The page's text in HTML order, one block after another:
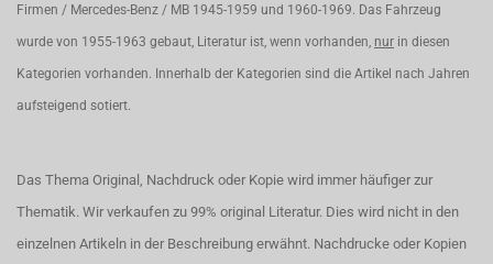
Firmen / Mercedes-Benz / MB 1945-1959 und 1960-1969. Das Fahrzeug
wurde von 1955-1963 gebaut, Literatur ist, wenn vorhanden, nur in diesen
Kategorien vorhanden. Innerhalb der Kategorien sind die Artikel nach Jahren
aufsteigend sotiert.
Das Thema Original, Nachdruck oder Kopie wird immer häufiger zur
Thematik. Wir verkaufen zu 99% original Literatur. Dies wird nicht in den
einzelnen Artikeln in der Beschreibung erwähnt. Nachdrucke oder Kopien